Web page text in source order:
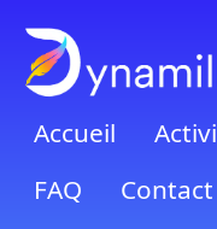
Accueil
FAQ
Contact